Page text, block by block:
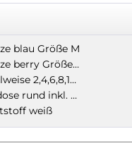
blau Größe M
PELIKAN Malschürze berry Größe M
Borstenpinsel wahlweise 2,4,6,8,10,12,14,16,18 oder 20
Läufer Schwammdose rund inkl. Schwamm farblich sortiert
weiß